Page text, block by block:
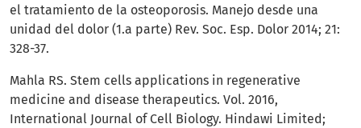
el tratamiento de la osteoporosis. Manejo desde una
unidad del dolor (1.a parte) Rev. Soc. Esp. Dolor 2014; 21:
328-37.
Mahla RS. Stem cells applications in regenerative
medicine and disease therapeutics. Vol. 2016,
International Journal of Cell Biology. Hindawi Limited;